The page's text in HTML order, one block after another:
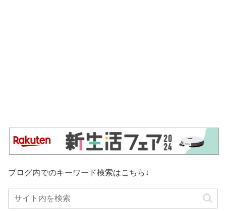
ブログ内でのキーワード検索はこちら↓